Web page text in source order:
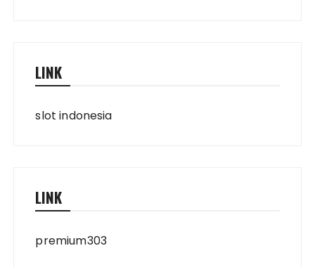
LINK
slot indonesia
LINK
premium303